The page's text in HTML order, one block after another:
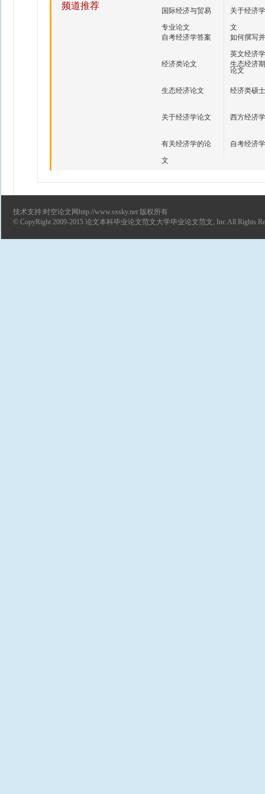
频道推荐
国际经济与贸易
专业论文
关于经济
文
自考经济学答案
如何撰写
英文经济
论文
经济类论文 生态经济
生态经济论文 经济类硕
关于经济学论文 西方经济
有关经济学的论
文
自考经济学
技术支持:时空论文网http://www.sxsky.net 版权所有
© CopyRight 2009-2015 论文本科毕业论文范文大学毕业论文范文, Inc.All Rights